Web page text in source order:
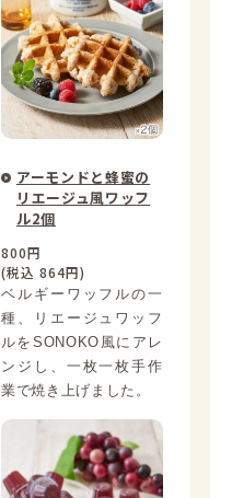
アーモンドと蜂蜜の
リエージュ風ワッフ
ル2個
800円
(税込 864円)
ベルギーワッフルの一
種、リエージュワッフ
ルをSONOKO風にアレ
ンジし、一枚一枚手作
業で焼き上げました。